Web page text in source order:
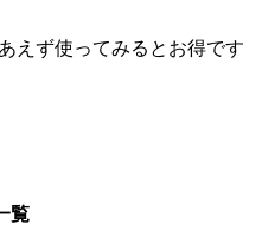
えず使ってみるとお得です
覧